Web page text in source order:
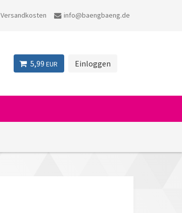
Versandkosten info@baengbaeng.de
5,99 EUR Einloggen